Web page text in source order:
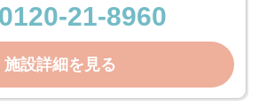
0120-21-8960
施設詳細を見る